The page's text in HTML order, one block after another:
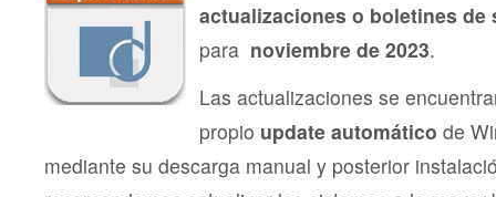
actualizaciones o boletines de
para noviembre de 2023.
Las actualizaciones se
propio update automático de
mediante su descarga manual y posterior